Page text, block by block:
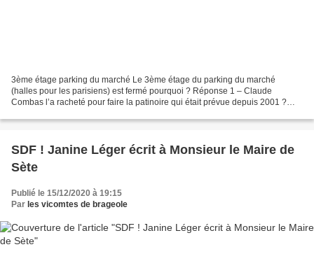
3ème étage parking du marché Le 3ème étage du parking du marché
(halles pour les parisiens) est fermé pourquoi ? Réponse 1 – Claude
Combas l’a racheté pour faire la patinoire qui était prévue depuis 2001 ?
SDF ! Janine Léger écrit à Monsieur le Maire de
Sète
Publié le 15/12/2020 à 19:15
Par les vicomtes de brageole